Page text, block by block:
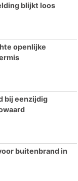
blijkt loos
openlijke
bij eenzijdig
buitenbrand in